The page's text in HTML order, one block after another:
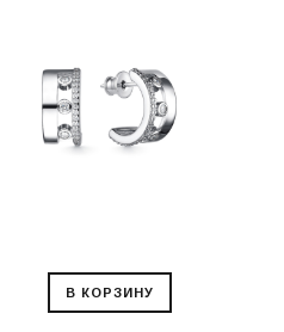
В КОРЗИНУ